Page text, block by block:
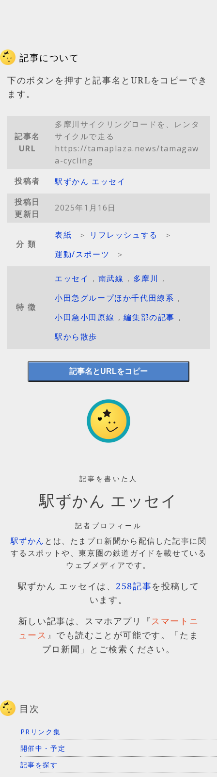
記事について
下のボタンを押すと記事名とURLをコピーでき
ます。
記事名
URL
多摩川サイクリングロードを、レンタ
サイクルで走る
https://tamaplaza.news/tamagaw
a-cycling
投稿者
駅ずかん エッセイ
投稿日
更新日
2025年1月16日
分類
表紙 ＞ リフレッシュする
＞
運動/スポーツ
＞
特徴
エッセイ , 南武線 , 多摩川 ,
小田急グループほか千代田線系 ,
小田急小田原線 ,編集部の記事 ,
駅から散歩
記事名とURLをコピー
記事を書いた人
駅ずかん エッセイ
記者プロフィール
駅ずかん とは、たまプロ新聞から配信した記事に関
するスポットや、東京圏の鉄道ガイドを載せている
ウェブメディアです。
駅ずかん エッセイは、 258記事を投稿して
います。
新しい記事は、スマホアプリ『 スマートニ
ュース 』でも読むことが可能です。「たま
プロ新聞」とご検索ください。
目次
PRリンク集
開催中・予定
記事を探す